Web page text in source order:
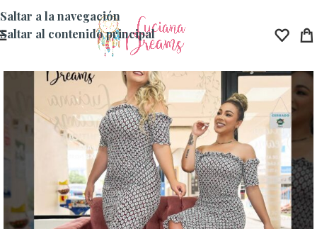
Saltar a la navegación
Saltar al contenido principal